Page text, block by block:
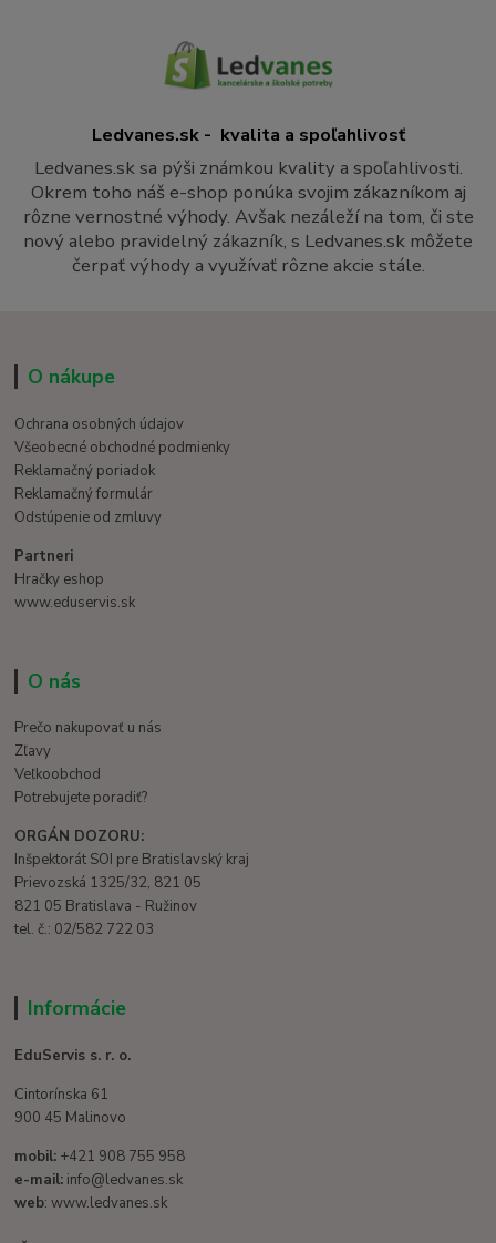
Ledvanes.sk - kvalita a spoľahlivosť
Ledvanes.sk sa pýši známkou kvality a spoľahlivosti.
Okrem toho náš e-shop ponúka svojim zákazníkom aj
rôzne vernostné výhody. Avšak nezáleží na tom, či ste
nový alebo pravidelný zákazník, s Ledvanes.sk môžete
čerpať výhody a využívať rôzne akcie stále.
O nákupe
Ochrana osobných údajov
Všeobecné obchodné podmienky
Reklamačný poriadok
Reklamačný formulár
Odstúpenie od zmluvy
Partneri
Hračky eshop
www.eduservis.sk
O nás
Prečo nakupovať u nás
Zľavy
Veľkoobchod
Potrebujete poradiť?
ORGÁN DOZORU:
Inšpektorát SOI pre Bratislavský kraj
Prievozská 1325/32, 821 05
821 05 Bratislava - Ružinov
tel. č.: 02/582 722 03
Informácie
EduServis s. r. o.
Cintorínska 61
900 45 Malinovo
mobil: +421 908 755 958
e-mail: info@ledvanes.sk
web: www.ledvanes.sk